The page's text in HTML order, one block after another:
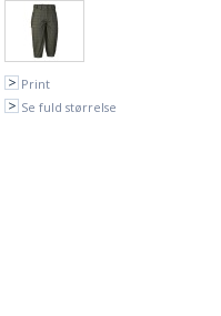
Print
Se fuld størrelse